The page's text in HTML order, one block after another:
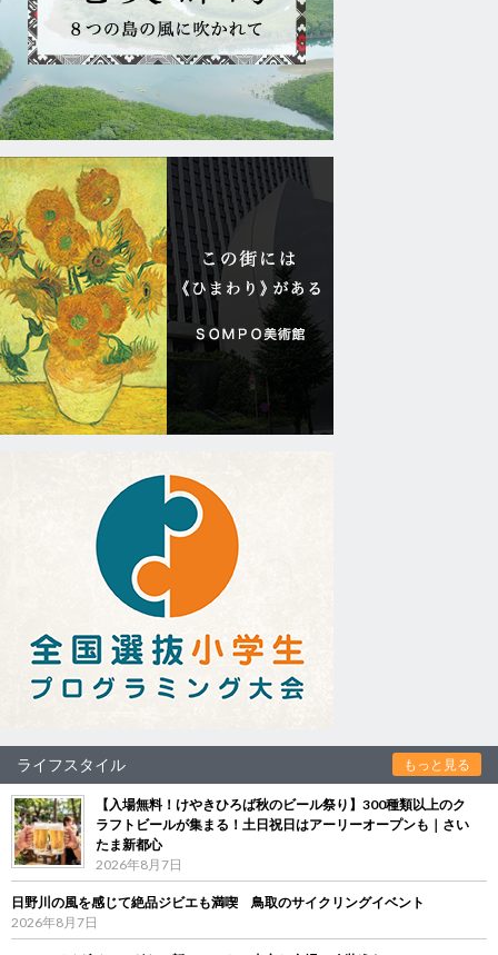
ライフスタイル もっと見る
【入場無料！けやきひろば秋のビール祭り】300種類以上のク
ラフトビールが集まる！土日祝日はアーリーオープンも｜さい
たま新都心
2026年8月7日
日野川の風を感じて絶品ジビエも満喫 鳥取のサイクリングイベント
2026年8月7日